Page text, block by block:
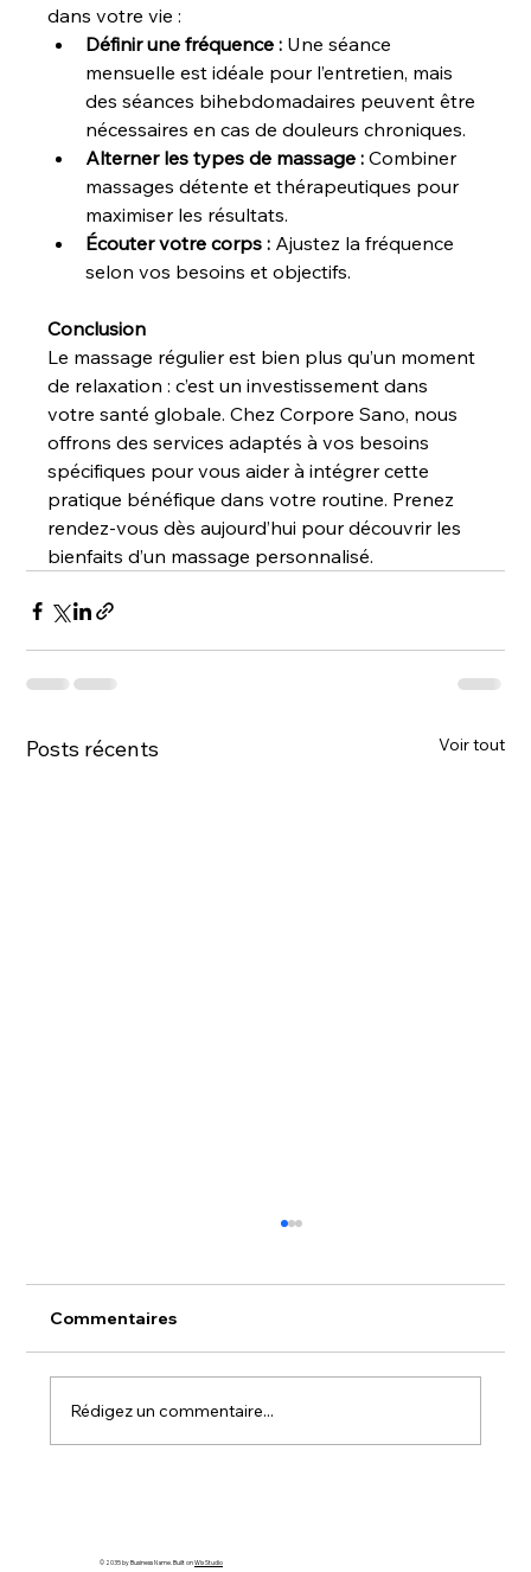
dans votre vie :
Définir une fréquence : Une séance
mensuelle est idéale pour l’entretien, mais
des séances bihebdomadaires peuvent être
nécessaires en cas de douleurs chroniques.
Alterner les types de massage : Combiner
massages détente et thérapeutiques pour
maximiser les résultats.
Écouter votre corps : Ajustez la fréquence
selon vos besoins et objectifs.
Conclusion
Le massage régulier est bien plus qu’un moment
de relaxation : c’est un investissement dans
votre santé globale. Chez Corpore Sano, nous
offrons des services adaptés à vos besoins
spécifiques pour vous aider à intégrer cette
pratique bénéfique dans votre routine. Prenez
rendez-vous dès aujourd’hui pour découvrir les
bienfaits d’un massage personnalisé.
Posts récents Voir tout
orthothérapie
Commentaires
Rédigez un commentaire...
© 2035 by Business Name. Built onWix Studio